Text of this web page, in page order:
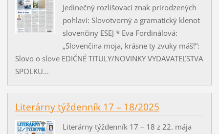
Jedinečný rozlišovací znak prirodzených
pohlaví: Slovotvorný a gramatický klenot
slovenčiny ESEJ * Eva Fordinálová:
„Slovenčina moja, krásne ty zvuky máš!“:
Slovo o slove EDIČNÉ TITULY/NOVINKY VYDAVATEĽSTVA
SPOLKU...
Literárny týždenník 17 – 18/2025
Literárny týždenník 17 – 18 z 22. mája